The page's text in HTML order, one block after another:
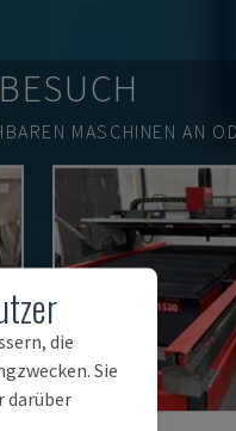
MASCHINEN AN
die
Sie
darüber